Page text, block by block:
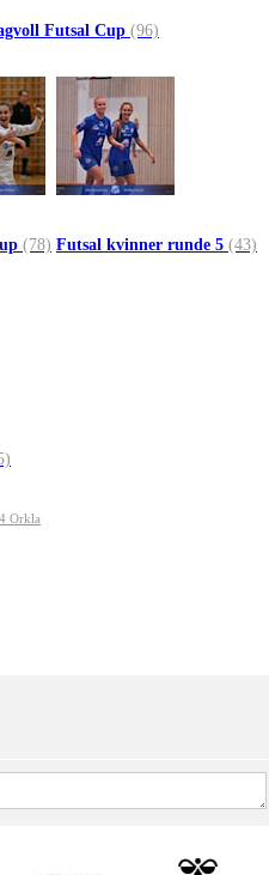
Futsal Cup (96)
(78) Futsal kvinner runde 5 (43)
Orkla